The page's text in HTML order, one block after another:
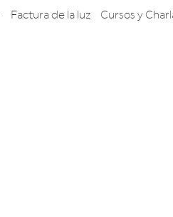
Factura de la luz Cursos y